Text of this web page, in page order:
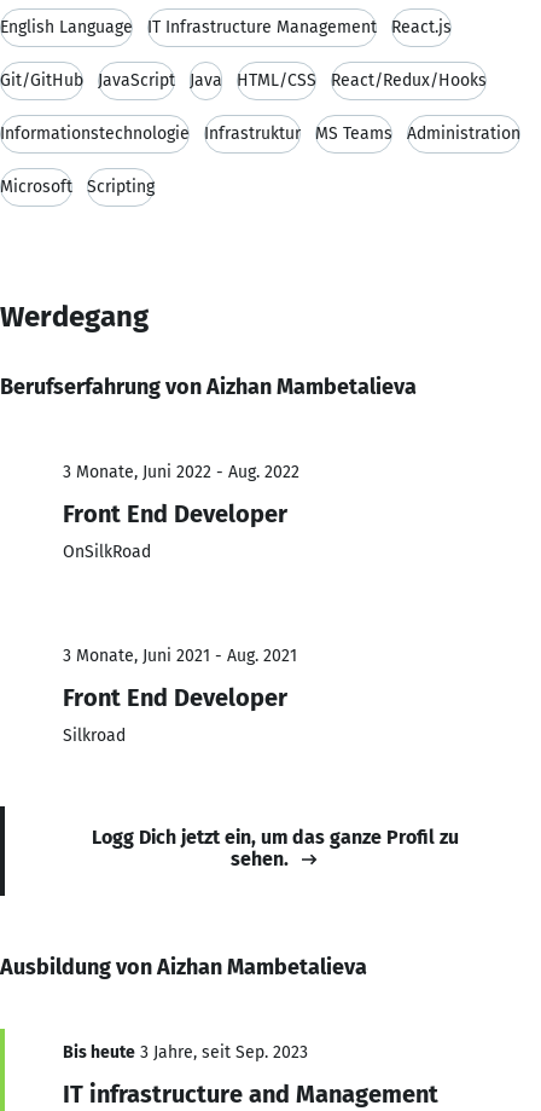
English Language IT Infrastructure Management React.js
Git/GitHub JavaScript Java HTML/CSS React/Redux/Hooks
Informationstechnologie Infrastruktur MS Teams Administration
Microsoft Scripting
Werdegang
Berufserfahrung von Aizhan Mambetalieva
3 Monate, Juni 2022 - Aug. 2022
Front End Developer
OnSilkRoad
3 Monate, Juni 2021 - Aug. 2021
Front End Developer
Silkroad
Logg Dich jetzt ein, um das ganze Profil zu
sehen.
Ausbildung von Aizhan Mambetalieva
Bis heute 3 Jahre, seit Sep. 2023
IT infrastructure and Management